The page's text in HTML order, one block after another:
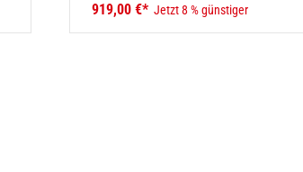
919,00 €* Jetzt 8 % günstiger